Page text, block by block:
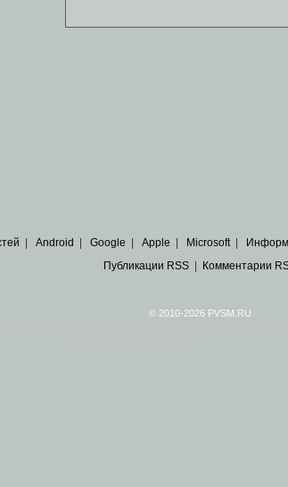
| Android | Google | Apple | Microsoft|
Публикации RSS| Комментарии
© 2010-2026 PVSM.RU